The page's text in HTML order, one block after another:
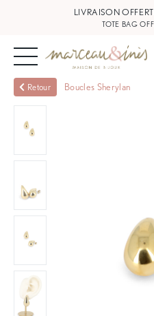
LIVRAISON
TOTE BAG
NOUVEAUTÉS
OUTLET
BLOG
NOS
FAQ
Retour Boucles Sherylan